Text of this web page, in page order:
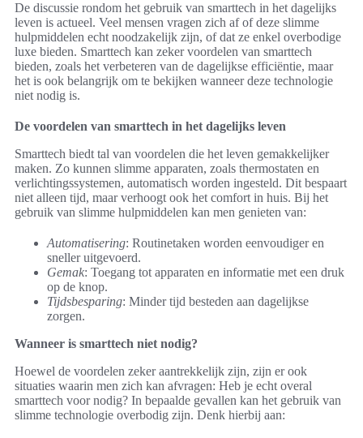
De discussie rondom het gebruik van smarttech in het dagelijks
leven is actueel. Veel mensen vragen zich af of deze slimme
hulpmiddelen echt noodzakelijk zijn, of dat ze enkel overbodige
luxe bieden. Smarttech kan zeker voordelen van smarttech
bieden, zoals het verbeteren van de dagelijkse efficiëntie, maar
het is ook belangrijk om te bekijken wanneer deze technologie
niet nodig is.
De voordelen van smarttech in het dagelijks leven
Smarttech biedt tal van voordelen die het leven gemakkelijker
maken. Zo kunnen slimme apparaten, zoals thermostaten en
verlichtingssystemen, automatisch worden ingesteld. Dit bespaart
niet alleen tijd, maar verhoogt ook het comfort in huis. Bij het
gebruik van slimme hulpmiddelen kan men genieten van:
Automatisering: Routinetaken worden eenvoudiger en
sneller uitgevoerd.
Gemak: Toegang tot apparaten en informatie met een druk
op de knop.
Tijdsbesparing: Minder tijd besteden aan dagelijkse
zorgen.
Wanneer is smarttech niet nodig?
Hoewel de voordelen zeker aantrekkelijk zijn, zijn er ook
situaties waarin men zich kan afvragen: Heb je echt overal
smarttech voor nodig? In bepaalde gevallen kan het gebruik van
slimme technologie overbodig zijn. Denk hierbij aan: